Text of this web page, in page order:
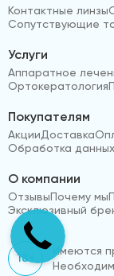
Контактные линзы
Сопутствующие
Услуги
Аппаратное
Ортокератология
Покупателям
АкцииДоставка
Обработка данных
О компании
ОтзывыПочему мы
Эксклюзивный
18+
Имеются